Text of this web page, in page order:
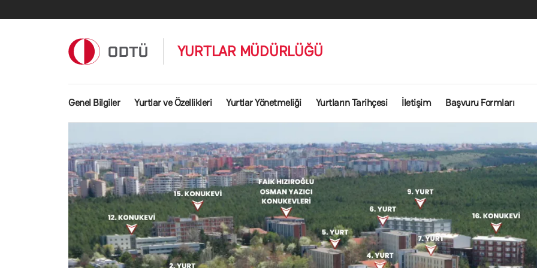
YURTLAR MÜDÜRLÜĞÜ
Ana gezinti menüsü
Genel Bilgiler Yurtlar ve Özellikleri Yurtlar Yönetmeliği Yurtların Tarihçesi İletişim Başvuru Formları